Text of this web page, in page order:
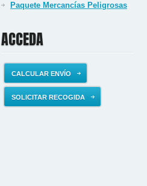
Paquete Mercancías Peligrosas
ACCEDA
CALCULAR ENVÍO
SOLICITAR RECOGIDA